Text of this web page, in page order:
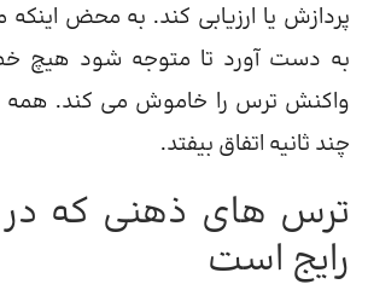
پردازش یا ارزیابی کند. به محض اینکه
به دست آورد تا متوجه شود هیچ
واکنش ترس را خاموش می کند. همه
چند ثانیه اتفاق بیفتد.
ترس های ذهنی که در
رایج است